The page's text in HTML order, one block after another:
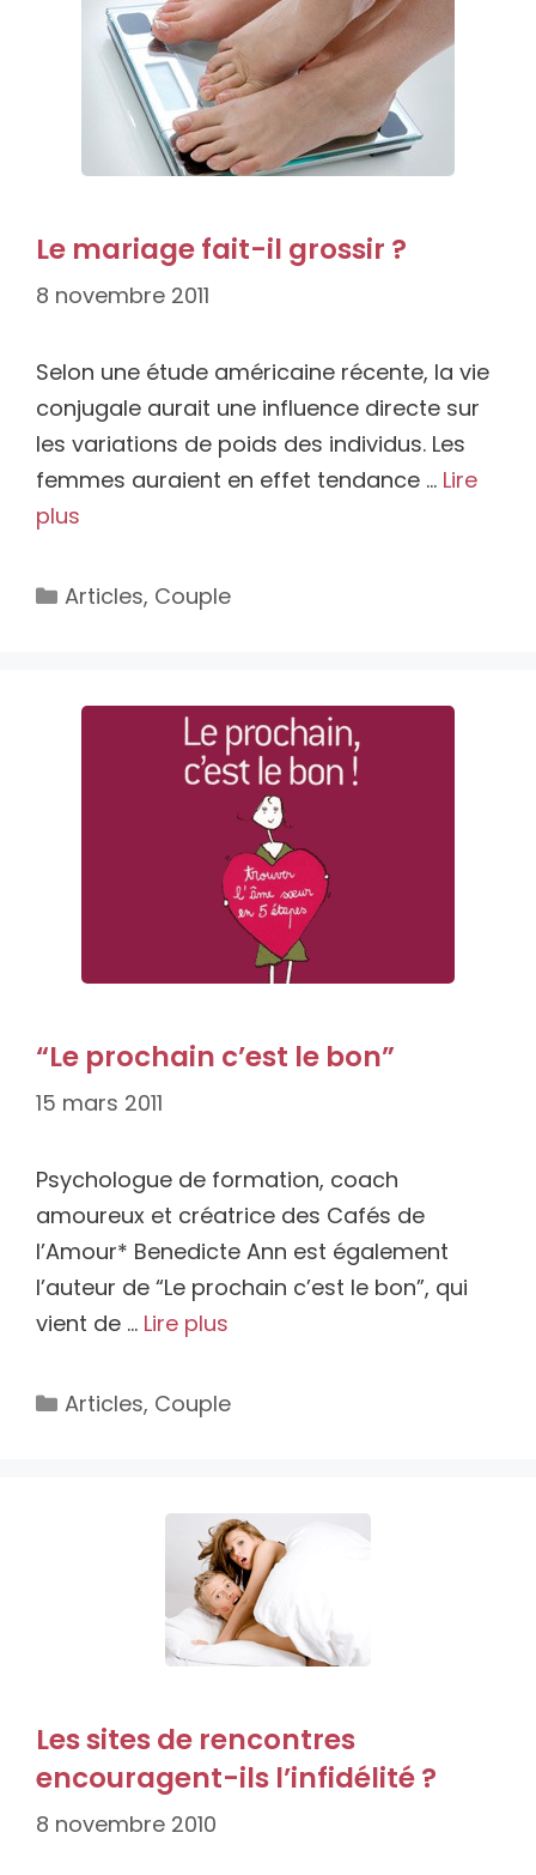
Le mariage fait-il grossir ?
8 novembre 2011
Selon une étude américaine récente, la vie
conjugale aurait une influence directe sur
les variations de poids des individus. Les
femmes auraient en effet tendance … Lire
plus
Catégories
Articles, Couple
“Le prochain c’est le bon”
15 mars 2011
Psychologue de formation, coach
amoureux et créatrice des Cafés de
l’Amour* Benedicte Ann est également
l’auteur de “Le prochain c’est le bon”, qui
vient de … Lire plus
Catégories
Articles, Couple
Les sites de rencontres
encouragent-ils l’infidélité ?
8 novembre 2010